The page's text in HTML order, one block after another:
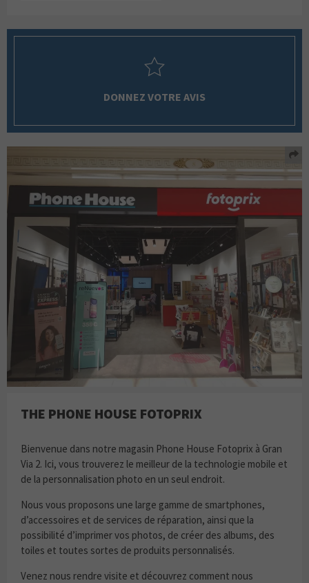
DONNEZ VOTRE AVIS
THE PHONE HOUSE FOTOPRIX
Bienvenue dans notre magasin Phone House Fotoprix à Gran
Via 2. Ici, vous trouverez le meilleur de la technologie mobile et
de la personnalisation photo en un seul endroit.
Nous vous proposons une large gamme de smartphones,
d’accessoires et de services de réparation, ainsi que la
possibilité d’imprimer vos photos, de créer des albums, des
toiles et toutes sortes de produits personnalisés.
Venez nous rendre visite et découvrez comment nous